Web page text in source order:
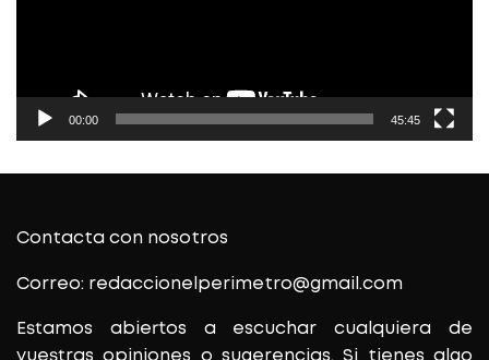
00:00 45:45
Contacta con nosotros
Correo: redaccionelperimetro@gmail.com
Estamos abiertos a escuchar cualquiera de
vuestras opiniones o sugerencias. Si tienes algo